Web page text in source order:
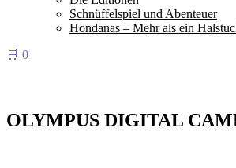
Schnüffelspiel und Abenteuer
Hondanas – Mehr als ein
🛒 0
OLYMPUS DIGITAL